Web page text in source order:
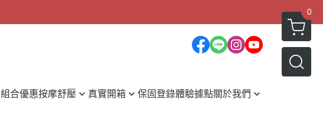
×
0
組合優惠按摩舒壓 真實開箱 保固登錄體驗據點關於我們